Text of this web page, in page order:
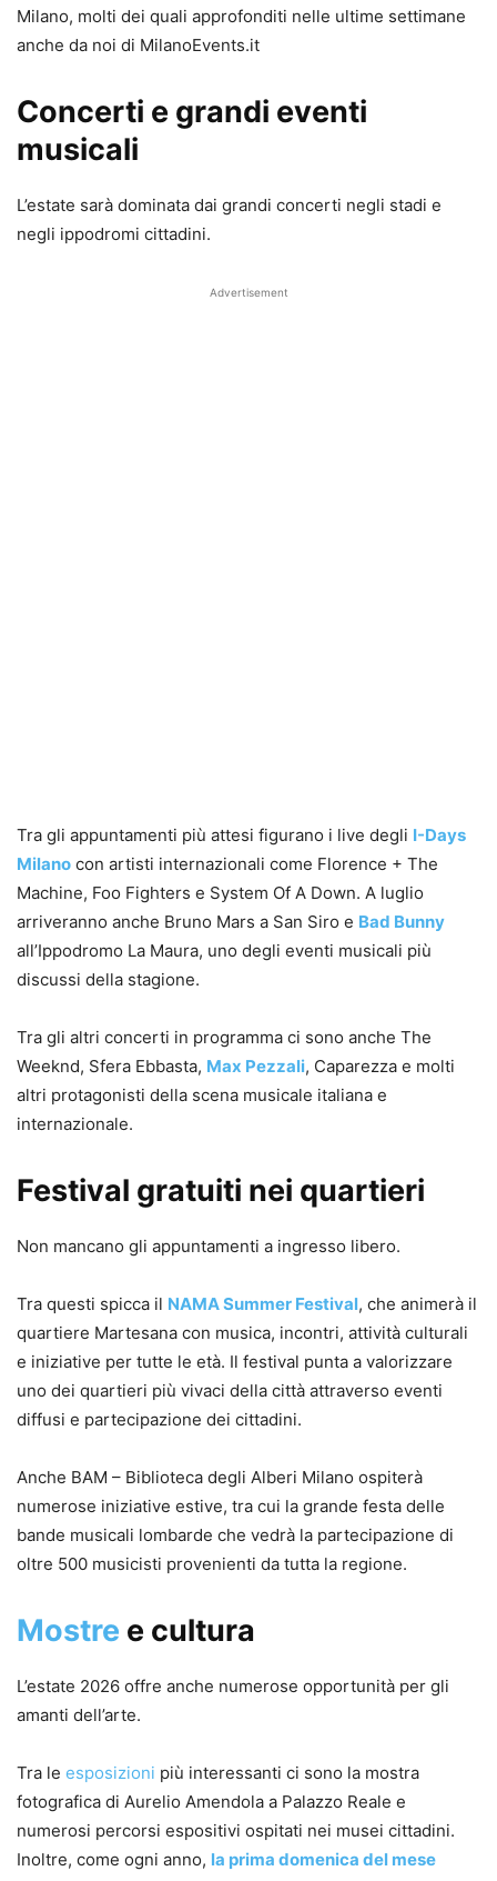
Milano, molti dei quali approfonditi nelle ultime settimane
anche da noi di MilanoEvents.it
Concerti e grandi eventi
musicali
L’estate sarà dominata dai grandi concerti negli stadi e
negli ippodromi cittadini.
Advertisement
Tra gli appuntamenti più attesi figurano i live degli I-Days
Milano con artisti internazionali come Florence + The
Machine, Foo Fighters e System Of A Down. A luglio
arriveranno anche Bruno Mars a San Siro e Bad Bunny
all’Ippodromo La Maura, uno degli eventi musicali più
discussi della stagione.
Tra gli altri concerti in programma ci sono anche The
Weeknd, Sfera Ebbasta, Max Pezzali, Caparezza e molti
altri protagonisti della scena musicale italiana e
internazionale.
Festival gratuiti nei quartieri
Non mancano gli appuntamenti a ingresso libero.
Tra questi spicca il NAMA Summer Festival, che animerà il
quartiere Martesana con musica, incontri, attività culturali
e iniziative per tutte le età. Il festival punta a valorizzare
uno dei quartieri più vivaci della città attraverso eventi
diffusi e partecipazione dei cittadini.
Anche BAM – Biblioteca degli Alberi Milano ospiterà
numerose iniziative estive, tra cui la grande festa delle
bande musicali lombarde che vedrà la partecipazione di
oltre 500 musicisti provenienti da tutta la regione.
Mostre e cultura
L’estate 2026 offre anche numerose opportunità per gli
amanti dell’arte.
Tra le esposizioni più interessanti ci sono la mostra
fotografica di Aurelio Amendola a Palazzo Reale e
numerosi percorsi espositivi ospitati nei musei cittadini.
Inoltre, come ogni anno, la prima domenica del mese